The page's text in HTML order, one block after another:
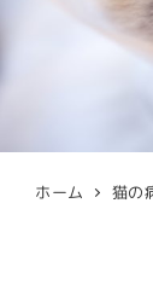
ホーム 猫の